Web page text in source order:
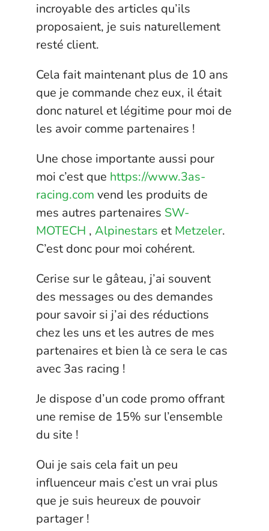
incroyable des articles qu’ils
proposaient, je suis naturellement
resté client.
Cela fait maintenant plus de 10 ans
que je commande chez eux, il était
donc naturel et légitime pour moi de
les avoir comme partenaires !
Une chose importante aussi pour
moi c’est que https://www.3as-
racing.com vend les produits de
mes autres partenaires SW-
MOTECH , Alpinestars et Metzeler.
C’est donc pour moi cohérent.
Cerise sur le gâteau, j’ai souvent
des messages ou des demandes
pour savoir si j’ai des réductions
chez les uns et les autres de mes
partenaires et bien là ce sera le cas
avec 3as racing !
Je dispose d’un code promo offrant
une remise de 15% sur l’ensemble
du site !
Oui je sais cela fait un peu
influenceur mais c’est un vrai plus
que je suis heureux de pouvoir
partager !